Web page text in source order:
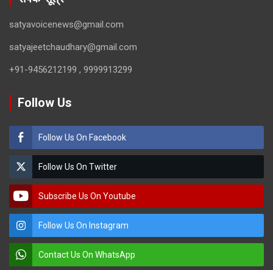
satyavoicenews@gmail.com
satyajeetchaudhary@gmail.com
+91-9456212199 , 9999913299
Follow Us
Follow Us On Facebook
Follow Us On Twitter
Subscribe Us On Youtube
Follow Us On Instagram
Contact Us On WhatsApp